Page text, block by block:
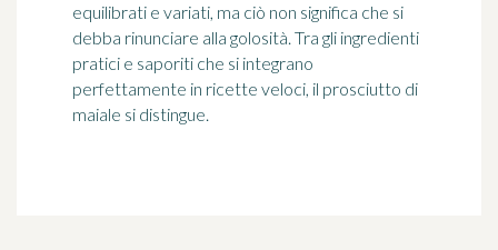
equilibrati e variati, ma ciò non significa che si
debba rinunciare alla golosità. Tra gli ingredienti
pratici e saporiti che si integrano
perfettamente in ricette veloci, il prosciutto di
maiale si distingue.